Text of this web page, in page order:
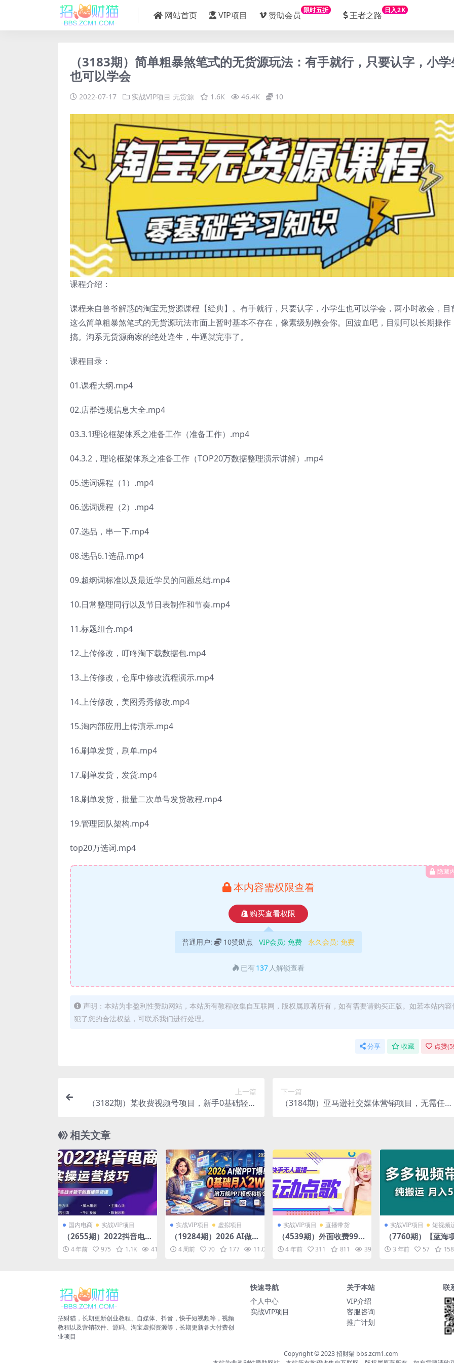
网站首页 VIP项目 赞助会员 限时五折 王者之路 日入2K
（3183期）简单粗暴煞笔式的无货源玩法：有手就行，只要认字，小
也可以学会
2022-07-17 实战VIP项目 无货源 1.6K 46.4K 10
课程介绍：
课程来自兽爷解惑的淘宝无货源课程【经典】。有手就行，只要认字，小学生也可以学会，两小时教会，目
这么简单粗暴煞笔式的无货源玩法市面上暂时基本不存在，像素级别教会你。回波血吧，目测可以长期操作
搞。淘系无货源商家的绝处逢生，牛逼就完事了。
课程目录：
01.课程大纲.mp4
02.店群违规信息大全.mp4
03.3.1理论框架体系之准备工作（准备工作）.mp4
04.3.2，理论框架体系之准备工作（TOP20万数据整理演示讲解）.mp4
05.选词课程（1）.mp4
06.选词课程（2）.mp4
07.选品，串一下.mp4
08.选品6.1选品.mp4
09.超纲词标准以及最近学员的问题总结.mp4
10.日常整理同行以及节日表制作和节奏.mp4
11.标题组合.mp4
12.上传修改，叮咚淘下载数据包.mp4
13.上传修改，仓库中修改流程演示.mp4
14.上传修改，美图秀秀修改.mp4
15.淘内部应用上传演示.mp4
16.刷单发货，刷单.mp4
17.刷单发货，发货.mp4
18.刷单发货，批量二次单号发货教程.mp4
19.管理团队架构.mp4
top20万选词.mp4
隐藏
本内容需权限查看
购买查看权限
普通用户: 10赞助点 VIP会员: 免费 永久会员: 免费
已有 137 人解锁查看
声明：本站为非盈利性赞助网站，本站所有教程收集自互联网，版权属原著所有，如有需要请购买正版。如若本站内容
犯了您的合法权益，可联系我们进行处理。
分享 收藏 点赞(
上一篇
（3182期）某收费视频号项目，新手0基础轻松
下一篇
（3184期）亚马逊社交媒体营销项目，无需任何
相关文章
国内电商 实战VIP项目
（2655期）2022抖音电
商实操运营技巧：学实战
才能干的直播带货课
4 年前 975 1.1K 41.2K 10
实战VIP项目 虚拟项目
（19284期）2026 AI做P
PT爆单，0基础月入2W，
附万能PPT模板和指令
4 周前 70 177 11.0K 10
实战VIP项目 直播带货
（4539期）外面收费998
的最新无人直播音乐互动
点歌系统，支持抖音【全
4 年前 311 811 39.8K 10
实战VIP项目 短视频
（7760期）【蓝海
多多视频带货，靠
一个月搞5w，新手
3 年前 57 158
招财猫，长期更新创业教程、自媒体、抖音，快手短视频等，视频
教程以及营销软件、源码、淘宝虚拟资源等，长期更新各大付费创
业项目
快速导航
个人中心
实战VIP项目
关于本站
VIP介绍
客服咨询
推广计划
联
Copyright © 2023 招财猫 bbs.zcm1.com